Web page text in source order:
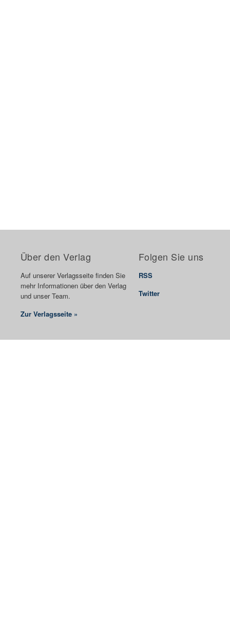
Über den Verlag
Auf unserer Verlagsseite finden Sie
mehr Informationen über den Verlag
und unser Team.
Zur Verlagsseite »
Folgen Sie uns
RSS
Twitter